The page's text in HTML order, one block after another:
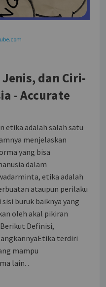
dan Ciri-
- Accurate
etika adalah salah satu
menjelaskan
yang bisa
dalam
etika adalah
ataupun perilaku
buruk baiknya yang
oleh akal pikiran
Berikut Definisi,
terdiri
mampu
lain. .